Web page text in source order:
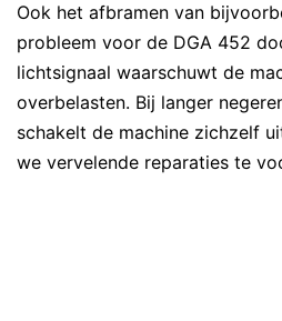
Ook het afbramen van
probleem voor de DGA 452
lichtsignaal waarschuwt de
overbelasten. Bij langer
schakelt de machine zichzelf
we vervelende reparaties te